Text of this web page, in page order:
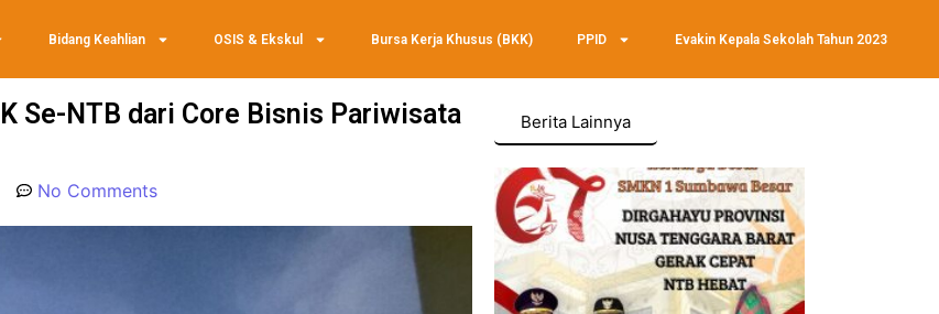
Bidang Keahlian OSIS & Ekskul Bursa Kerja Khusus (BKK) PPID Evakin Kepala Sekolah Tahun 2023
Se-NTB dari Core Bisnis Pariwisata
No Comments
Berita Lainnya